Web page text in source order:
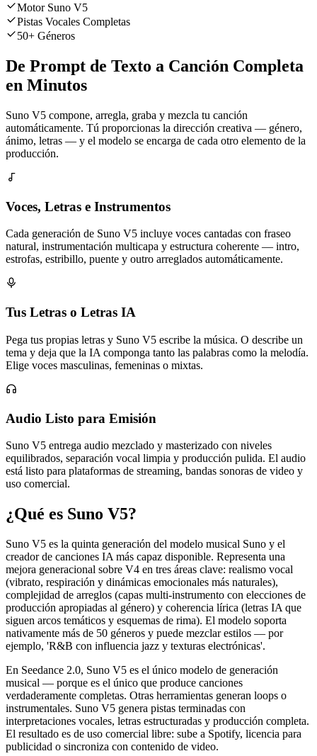
Motor Suno V5
Pistas Vocales Completas
50+ Géneros
De Prompt de Texto a Canción Completa
en Minutos
Suno V5 compone, arregla, graba y mezcla tu canción
automáticamente. Tú proporcionas la dirección creativa — género,
ánimo, letras — y el modelo se encarga de cada otro elemento de la
producción.
Voces, Letras e Instrumentos
Cada generación de Suno V5 incluye voces cantadas con fraseo
natural, instrumentación multicapa y estructura coherente — intro,
estrofas, estribillo, puente y outro arreglados automáticamente.
Tus Letras o Letras IA
Pega tus propias letras y Suno V5 escribe la música. O describe un
tema y deja que la IA componga tanto las palabras como la melodía.
Elige voces masculinas, femeninas o mixtas.
Audio Listo para Emisión
Suno V5 entrega audio mezclado y masterizado con niveles
equilibrados, separación vocal limpia y producción pulida. El audio
está listo para plataformas de streaming, bandas sonoras de video y
uso comercial.
¿Qué es Suno V5?
Suno V5 es la quinta generación del modelo musical Suno y el
creador de canciones IA más capaz disponible. Representa una
mejora generacional sobre V4 en tres áreas clave: realismo vocal
(vibrato, respiración y dinámicas emocionales más naturales),
complejidad de arreglos (capas multi-instrumento con elecciones de
producción apropiadas al género) y coherencia lírica (letras IA que
siguen arcos temáticos y esquemas de rima). El modelo soporta
nativamente más de 50 géneros y puede mezclar estilos — por
ejemplo, 'R&B con influencia jazz y texturas electrónicas'.
En Seedance 2.0, Suno V5 es el único modelo de generación
musical — porque es el único que produce canciones
verdaderamente completas. Otras herramientas generan loops o
instrumentales. Suno V5 genera pistas terminadas con
interpretaciones vocales, letras estructuradas y producción completa.
El resultado es de uso comercial libre: sube a Spotify, licencia para
publicidad o sincroniza con contenido de video.